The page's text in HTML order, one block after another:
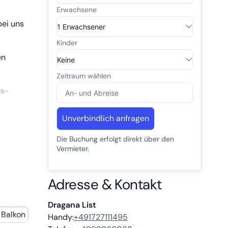
uns
für
sind
Balkon
Unverbindlich anfragen
Die Buchung erfolgt direkt über den
Vermieter.
Adresse & Kontakt
Dragana List
Handy:+491727111495